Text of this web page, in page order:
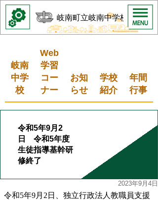
岐南町立岐南中学校
岐南
中学
校
Web
学習
コー
ナー
お知
らせ
学校
紹介
年間
行事
令和5年9月2
日 令和5年度
生徒指導基幹研
修終了
2023年9月4日
令和5年9月2日、独立行政法人教職員支援